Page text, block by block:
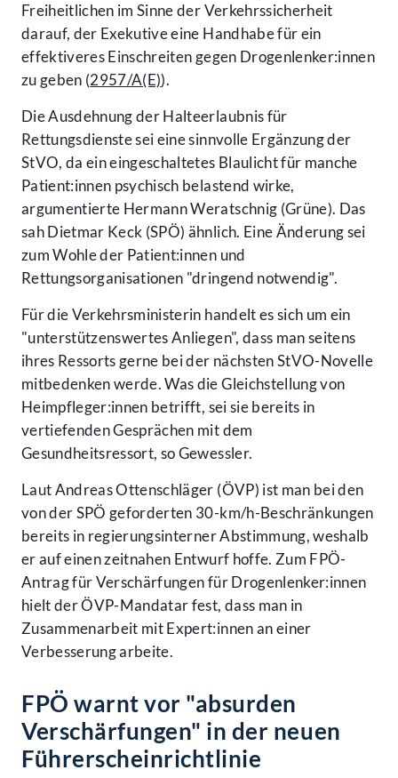
Freiheitlichen im Sinne der Verkehrssicherheit
darauf, der Exekutive eine Handhabe für ein
effektiveres Einschreiten gegen Drogenlenker:innen
zu geben (2957/A(E)).
Die Ausdehnung der Halteerlaubnis für
Rettungsdienste sei eine sinnvolle Ergänzung der
StVO, da ein eingeschaltetes Blaulicht für manche
Patient:innen psychisch belastend wirke,
argumentierte Hermann Weratschnig (Grüne). Das
sah Dietmar Keck (SPÖ) ähnlich. Eine Änderung sei
zum Wohle der Patient:innen und
Rettungsorganisationen "dringend notwendig".
Für die Verkehrsministerin handelt es sich um ein
"unterstützenswertes Anliegen", dass man seitens
ihres Ressorts gerne bei der nächsten StVO-Novelle
mitbedenken werde. Was die Gleichstellung von
Heimpfleger:innen betrifft, sei sie bereits in
vertiefenden Gesprächen mit dem
Gesundheitsressort, so Gewessler.
Laut Andreas Ottenschläger (ÖVP) ist man bei den
von der SPÖ geforderten 30-km/h-Beschränkungen
bereits in regierungsinterner Abstimmung, weshalb
er auf einen zeitnahen Entwurf hoffe. Zum FPÖ-
Antrag für Verschärfungen für Drogenlenker:innen
hielt der ÖVP-Mandatar fest, dass man in
Zusammenarbeit mit Expert:innen an einer
Verbesserung arbeite.
FPÖ warnt vor "absurden
Verschärfungen" in der neuen
Führerscheinrichtlinie